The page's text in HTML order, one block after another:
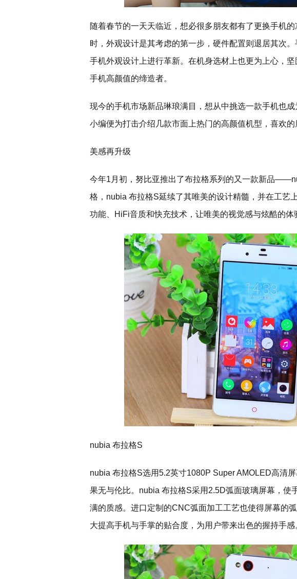
随着春节的一天天临近，想必很多朋友都有了更换手机
时，外观设计是其考虑的第一步，硬件配置则退居其次
手机外观设计上进行革新。在机身选材上也更为上心，
手机高颜值的缔造者。
现今的手机市场新品琳琅满目，想从中挑选一款手机也成
小编便为打击介绍几款市面上热门的高颜值机型，喜欢的
美感再升级
今年1月初，努比亚推出了布拉格系列的又一款新品
格，nubia 布拉格S延续了其唯美的设计精髓，并在工艺
功能、HiFi音质和快充技术，让唯美的视觉感与炫酷的体
nubia 布拉格S
nubia 布拉格S选用5.2英寸1080P Super AMOLED高清
果无与伦比。nubia 布拉格S采用2.5D弧面玻璃屏幕，使
满的质感。进口定制的CNC弧面加工工艺也使得屏幕的
大提高手机与手掌的贴合度，为用户带来出色的握持手感